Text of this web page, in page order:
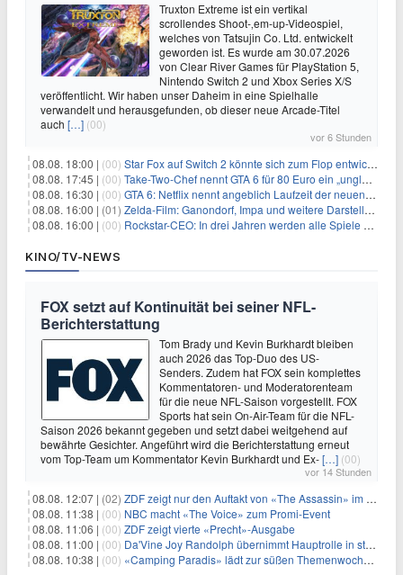
Truxton Extreme ist ein vertikal
scrollendes Shoot-‚em-up-Videospiel,
welches von Tatsujin Co. Ltd. entwickelt
geworden ist. Es wurde am 30.07.2026
von Clear River Games für PlayStation 5,
Nintendo Switch 2 und Xbox Series X/S
veröffentlicht. Wir haben unser Daheim in eine Spielhalle
verwandelt und herausgefunden, ob dieser neue Arcade-Titel
auch […] (00)
vor 6 Stunden
08.08. 18:00 | (00) Star Fox auf Switch 2 könnte sich zum Flop entwickeln
08.08. 17:45 | (00) Take-Two-Chef nennt GTA 6 für 80 Euro ein „unglaubliches Schnäppchen“
08.08. 16:30 | (00) GTA 6: Netflix nennt angeblich Laufzeit der neuen Gameplay-Präsentation
08.08. 16:00 | (01) Zelda-Film: Ganondorf, Impa und weitere Darsteller sollen feststehen
08.08. 16:00 | (00) Rockstar-CEO: In drei Jahren werden alle Spiele gestreamt
KINO/TV-NEWS
FOX setzt auf Kontinuität bei seiner NFL-
Berichterstattung
Tom Brady und Kevin Burkhardt bleiben
auch 2026 das Top-Duo des US-
Senders. Zudem hat FOX sein komplettes
Kommentatoren- und Moderatorenteam
für die neue NFL-Saison vorgestellt. FOX
Sports hat sein On-Air-Team für die NFL-
Saison 2026 bekannt gegeben und setzt dabei weitgehend auf
bewährte Gesichter. Angeführt wird die Berichterstattung erneut
vom Top-Team um Kommentator Kevin Burkhardt und Ex-[…] (00)
vor 14 Stunden
08.08. 12:07 | (02) ZDF zeigt nur den Auftakt von «The Assassin» im Fernsehen
08.08. 11:38 | (00) NBC macht «The Voice» zum Promi-Event
08.08. 11:06 | (00) ZDF zeigt vierte «Precht»-Ausgabe
08.08. 11:00 | (00) Da'Vine Joy Randolph übernimmt Hauptrolle in starbesetzter schwarzer Komödie
08.08. 10:38 | (00) «Camping Paradis» lädt zur süßen Themenwoche ein